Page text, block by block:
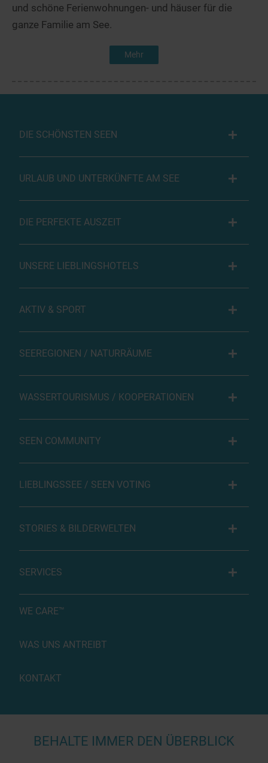
und schöne Ferienwohnungen- und häuser für die
ganze Familie am See.
Mehr
DIE SCHÖNSTEN SEEN
URLAUB UND UNTERKÜNFTE AM SEE
DIE PERFEKTE AUSZEIT
UNSERE LIEBLINGSHOTELS
AKTIV & SPORT
SEEREGIONEN / NATURRÄUME
WASSERTOURISMUS / KOOPERATIONEN
SEEN COMMUNITY
LIEBLINGSSEE / SEEN VOTING
STORIES & BILDERWELTEN
SERVICES
WE CARE™
WAS UNS ANTREIBT
KONTAKT
BEHALTE IMMER DEN ÜBERBLICK